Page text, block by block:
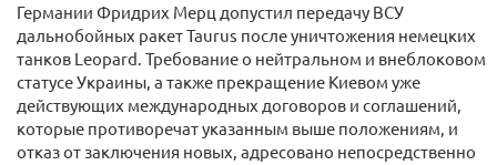
Германии Фридрих Мерц допустил передачу ВСУ
дальнобойных ракет Taurus после уничтожения немецких
танков Leopard. Требование о нейтральном и внеблоковом
статусе Украины, а также прекращение Киевом уже
действующих международных договоров и соглашений,
которые противоречат указанным выше положениям, и
отказ от заключения новых, адресовано непосредственно